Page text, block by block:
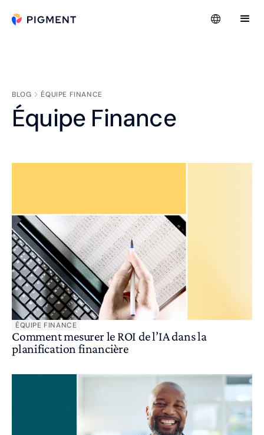
BLOG ÉQUIPE FINANCE
Équipe Finance
ÉQUIPE FINANCE
Comment mesurer le ROI de l’IA dans la
planification financière